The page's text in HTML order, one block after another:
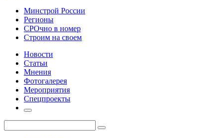
Минстрой России
Регионы
СРОчно в номер
Строим на своем
Новости
Статьи
Мнения
Фотогалерея
Мероприятия
Спецпроекты